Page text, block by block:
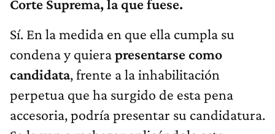
Corte Suprema, la que fuese.
Sí. En la medida en que ella cumpla su
condena y quierapresentarse como
candidata, frente a la inhabilitación
perpetua que ha surgido de esta pena
accesoria, podría presentar su candidatura.